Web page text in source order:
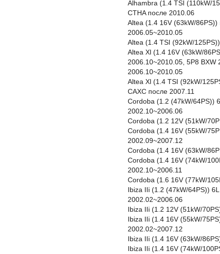
Alhambra (1.4 TSI (110kW/
CTHA после 2010.06
Altea (1.4 16V (63kW/
2006.05~2010.05
Altea (1.4 TSI (92kW/
Altea Xl (1.4 16V (63kW/
2006.10~2010.05, 5P8 BXW
2006.10~2010.05
Altea Xl (1.4 TSI (92kW/
CAXC после 2007.11
Cordoba (1.2 (47kW/64PS))
2002.10~2006.06
Cordoba (1.2 12V (51kW/
Cordoba (1.4 16V (55kW/
2002.09~2007.12
Cordoba (1.4 16V (63kW/
Cordoba (1.4 16V (74kW/
2002.10~2006.11
Cordoba (1.6 16V (77kW/
Ibiza IIi (1.2 (47kW/64PS))
2002.02~2006.06
Ibiza IIi (1.2 12V (51kW/
Ibiza IIi (1.4 16V (55kW/
2002.02~2007.12
Ibiza IIi (1.4 16V (63kW/
Ibiza IIi (1.4 16V (74kW/